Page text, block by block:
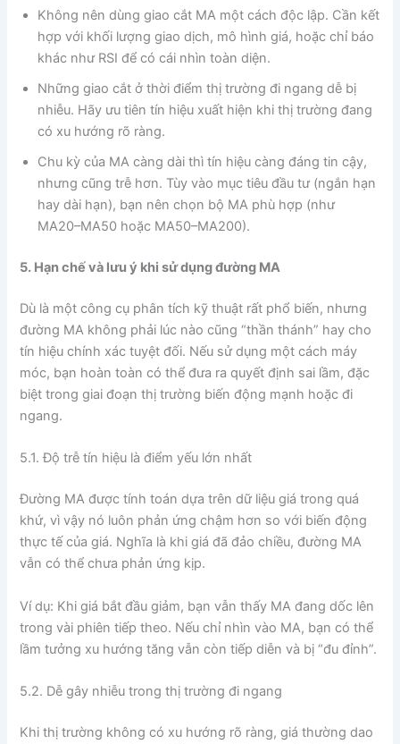
Không nên dùng giao cắt MA một cách độc lập. Cần kết
hợp với khối lượng giao dịch, mô hình giá, hoặc chỉ báo
khác như RSI để có cái nhìn toàn diện.
Những giao cắt ở thời điểm thị trường đi ngang dễ bị
nhiễu. Hãy ưu tiên tín hiệu xuất hiện khi thị trường đang
có xu hướng rõ ràng.
Chu kỳ của MA càng dài thì tín hiệu càng đáng tin cậy,
nhưng cũng trễ hơn. Tùy vào mục tiêu đầu tư (ngắn hạn
hay dài hạn), bạn nên chọn bộ MA phù hợp (như
MA20–MA50 hoặc MA50–MA200).
5. Hạn chế và lưu ý khi sử dụng đường MA
Dù là một công cụ phân tích kỹ thuật rất phổ biến, nhưng
đường MA không phải lúc nào cũng “thần thánh” hay cho
tín hiệu chính xác tuyệt đối. Nếu sử dụng một cách máy
móc, bạn hoàn toàn có thể đưa ra quyết định sai lầm, đặc
biệt trong giai đoạn thị trường biến động mạnh hoặc đi
ngang.
5.1. Độ trễ tín hiệu là điểm yếu lớn nhất
Đường MA được tính toán dựa trên dữ liệu giá trong quá
khứ, vì vậy nó luôn phản ứng chậm hơn so với biến động
thực tế của giá. Nghĩa là khi giá đã đảo chiều, đường MA
vẫn có thể chưa phản ứng kịp.
Ví dụ: Khi giá bắt đầu giảm, bạn vẫn thấy MA đang dốc lên
trong vài phiên tiếp theo. Nếu chỉ nhìn vào MA, bạn có thể
lầm tưởng xu hướng tăng vẫn còn tiếp diễn và bị “đu đỉnh”.
5.2. Dễ gây nhiễu trong thị trường đi ngang
Khi thị trường không có xu hướng rõ ràng, giá thường dao